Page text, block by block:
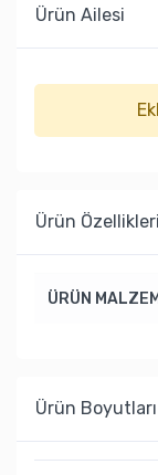
Ürün Ailesi
Ürün Özellikleri
ÜRÜN
Ürün Boyutları